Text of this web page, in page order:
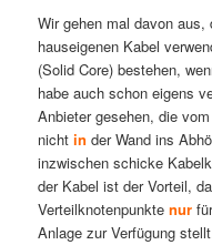
Wir gehen mal davon
hauseigenen Kabel
(Solid Core) bestehen,
habe auch schon eigens
Anbieter gesehen, die
nicht in der Wand ins
inzwischen schicke
der Kabel ist der Vorteil,
Verteilknotenpunkte nur
Anlage zur Verfügung